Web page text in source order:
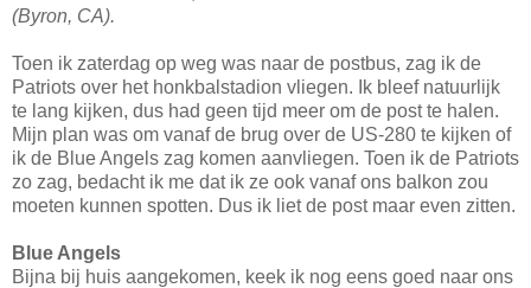
(Byron, CA).
Toen ik zaterdag op weg was naar de postbus, zag ik de
Patriots over het honkbalstadion vliegen. Ik bleef natuurlijk
te lang kijken, dus had geen tijd meer om de post te halen.
Mijn plan was om vanaf de brug over de US-280 te kijken of
ik de Blue Angels zag komen aanvliegen. Toen ik de Patriots
zo zag, bedacht ik me dat ik ze ook vanaf ons balkon zou
moeten kunnen spotten. Dus ik liet de post maar even zitten.
Blue Angels
Bijna bij huis aangekomen, keek ik nog eens goed naar ons